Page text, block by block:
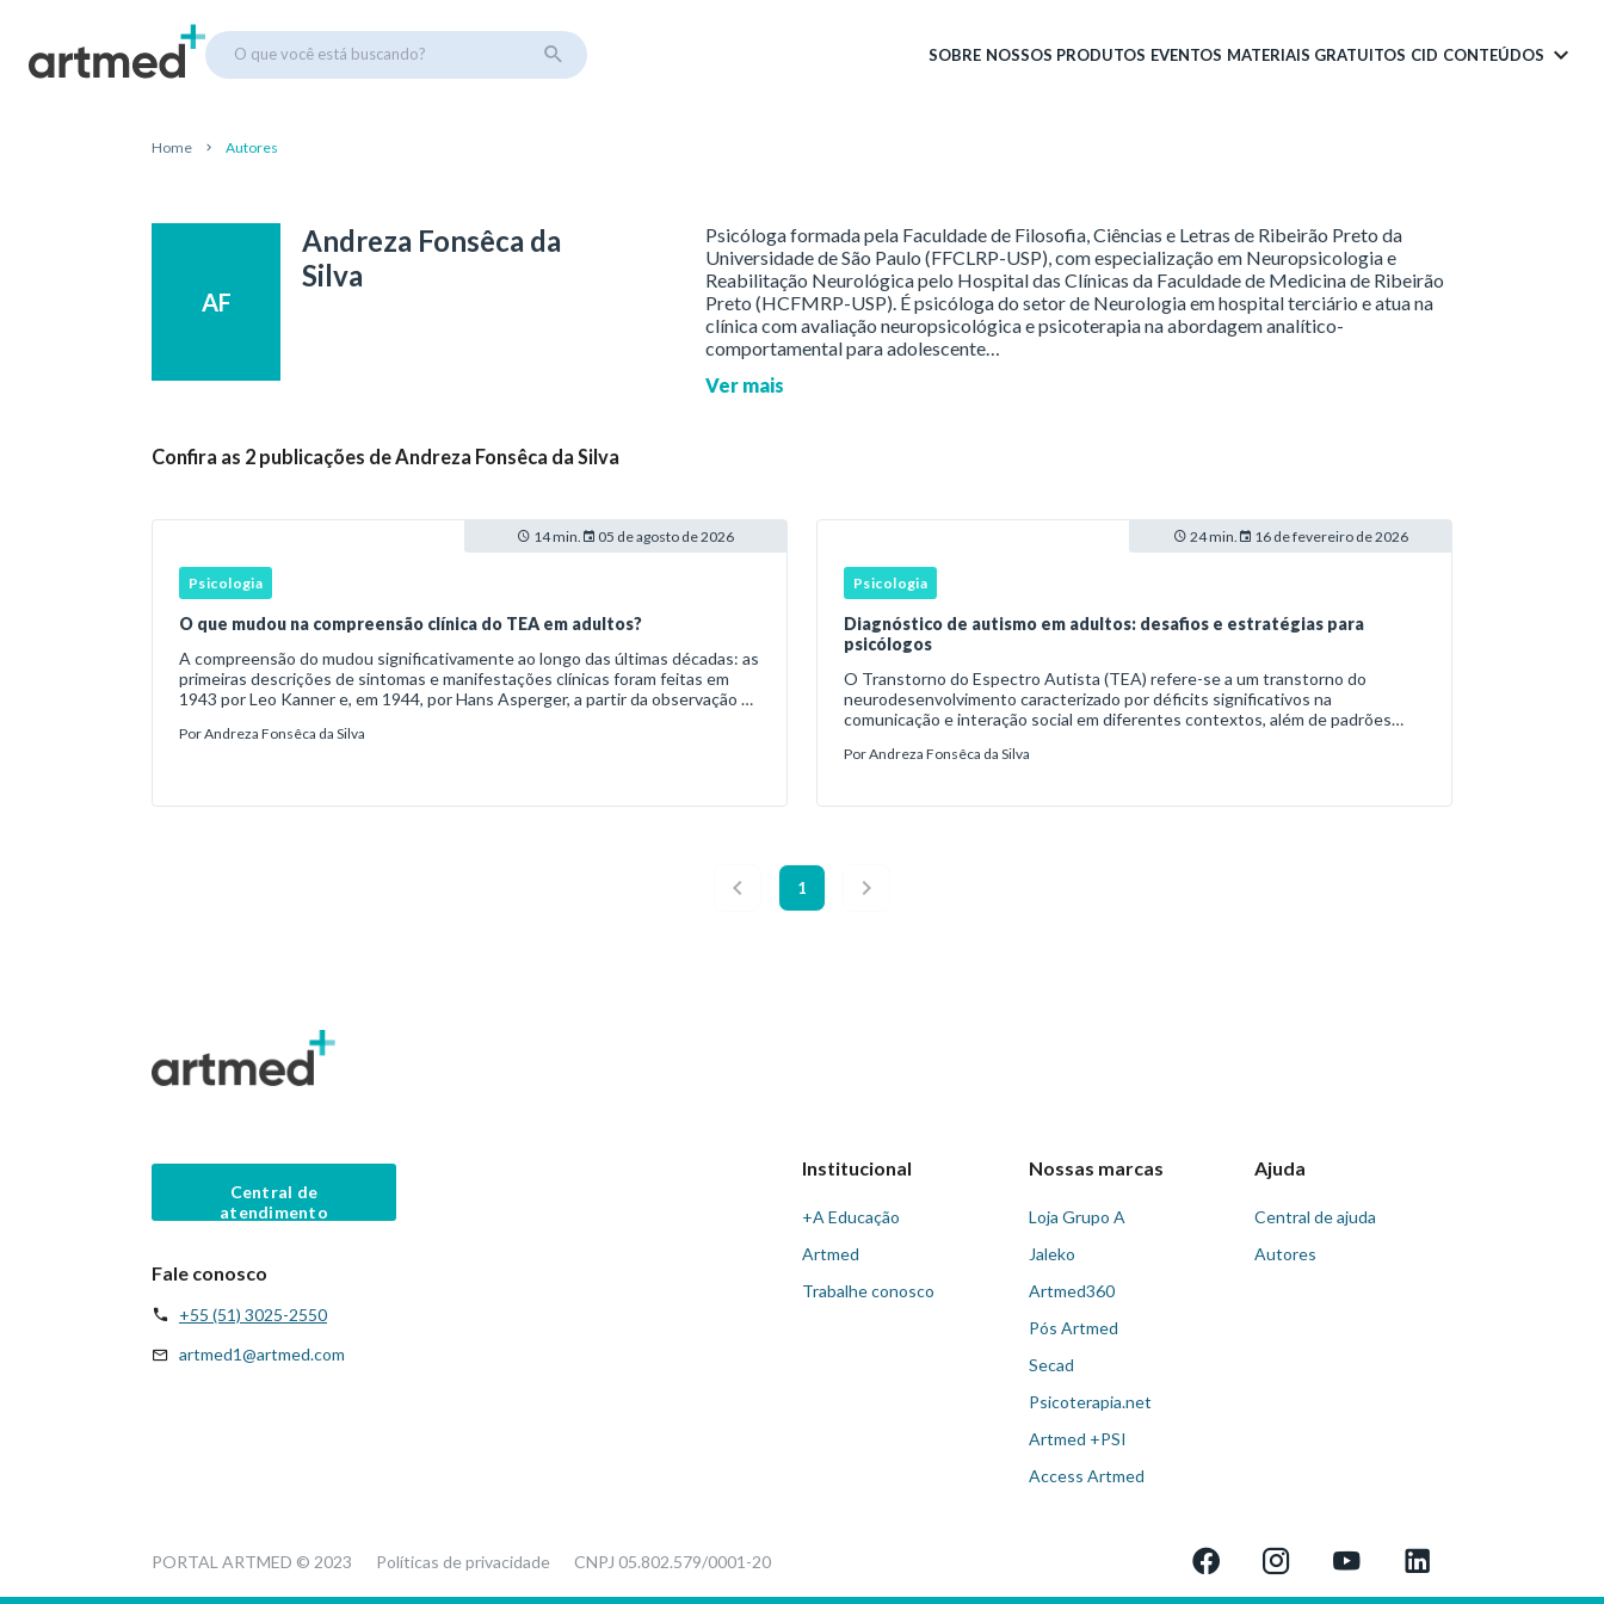
O que você está buscando? SOBRE NOSSOS PRODUTOS EVENTOS MATERIAIS GRATUITOS CID CONTEÚDOS
Home Autores
AF
Andreza Fonsêca da
Silva
Psicóloga formada pela Faculdade de Filosofia, Ciências e Letras de Ribeirão Preto da
Universidade de São Paulo (FFCLRP-USP), com especialização em Neuropsicologia e
Reabilitação Neurológica pelo Hospital das Clínicas da Faculdade de Medicina de Ribeirão
Preto (HCFMRP-USP). É psicóloga do setor de Neurologia em hospital terciário e atua na
clínica com avaliação neuropsicológica e psicoterapia na abordagem analítico-
comportamental para adolescente…
Ver mais
Confira as 2 publicações de Andreza Fonsêca da Silva
14 min. 05 de agosto de 2026
Psicologia
O que mudou na compreensão clínica do TEA em adultos?
A compreensão do mudou significativamente ao longo das últimas décadas: as
primeiras descrições de sintomas e manifestações clínicas foram feitas em
1943 por Leo Kanner e, em 1944, por Hans Asperger, a partir da observação de
PorAndreza Fonsêca da Silva
24 min. 16 de fevereiro de 2026
Psicologia
Diagnóstico de autismo em adultos: desafios e estratégias para
psicólogos
O Transtorno do Espectro Autista (TEA) refere-se a um transtorno do
neurodesenvolvimento caracterizado por déficits significativos na
comunicação e interação social em diferentes contextos, além de padrões
PorAndreza Fonsêca da Silva
1
Central de
atendimento
Fale conosco
+55 (51) 3025-2550
artmed1@artmed.com
Institucional
+A Educação
Artmed
Trabalhe conosco
Nossas marcas
Loja Grupo A
Jaleko
Artmed360
Pós Artmed
Secad
Psicoterapia.net
Artmed +PSI
Access Artmed
Ajuda
Central de ajuda
Autores
PORTAL ARTMED © 2023 Políticas de privacidade CNPJ 05.802.579/0001-20